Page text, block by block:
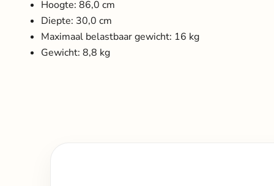
Hoogte: 86,0 cm
Diepte: 30,0 cm
Maximaal belastbaar gewicht: 16 kg
Gewicht: 8,8 kg